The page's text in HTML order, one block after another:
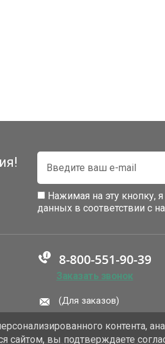
Нажимая на эту кнопку,
данных в соответствии с
Заказать звонок
(Для заказов)
контента,
сайтом, вы подтверждаете